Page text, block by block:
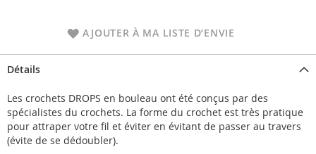
AJOUTER À MA LISTE D’ENVIE
Détails
Les crochets DROPS en bouleau ont été conçus par des
spécialistes du crochets. La forme du crochet est très pratique
pour attraper votre fil et éviter en évitant de passer au travers
(évite de se dédoubler).